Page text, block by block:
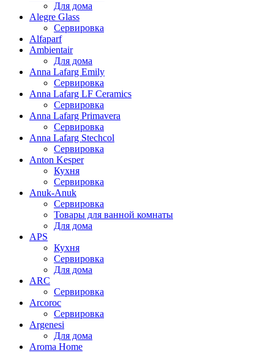
Для дома
Alegre Glass
Сервировка
Alfaparf
Ambientair
Для дома
Anna Lafarg Emily
Сервировка
Anna Lafarg LF Ceramics
Сервировка
Anna Lafarg Primavera
Сервировка
Anna Lafarg Stechcol
Сервировка
Anton Kesper
Кухня
Сервировка
Anuk-Anuk
Сервировка
Товары для ванной комнаты
Для дома
APS
Кухня
Сервировка
Для дома
ARC
Сервировка
Arcoroc
Сервировка
Argenesi
Для дома
Aroma Home